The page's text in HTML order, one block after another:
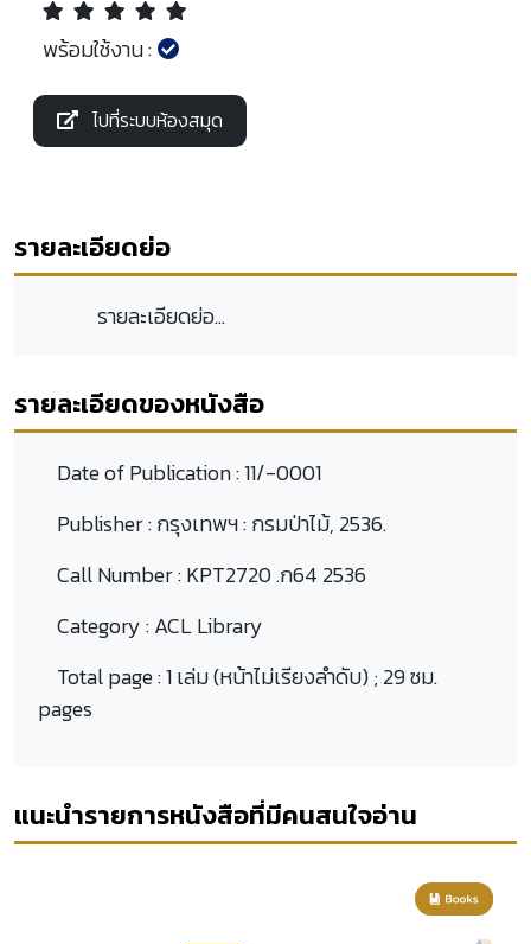
พร้อมใช้งาน :
ไปที่ระบบห้องสมุด
รายละเอียดย่อ
รายละเอียดย่อ...
รายละเอียดของหนังสือ
Date of Publication :11/-0001
Publisher :กรุงเทพฯ : กรมป่าไม้, 2536.
Call Number :KPT2720 .ก64 2536
Category :ACL Library
Total page :1 เล่ม (หน้าไม่เรียงลำดับ) ; 29 ซม.
pages
แนะนำรายการหนังสือที่มีคนสนใจอ่าน